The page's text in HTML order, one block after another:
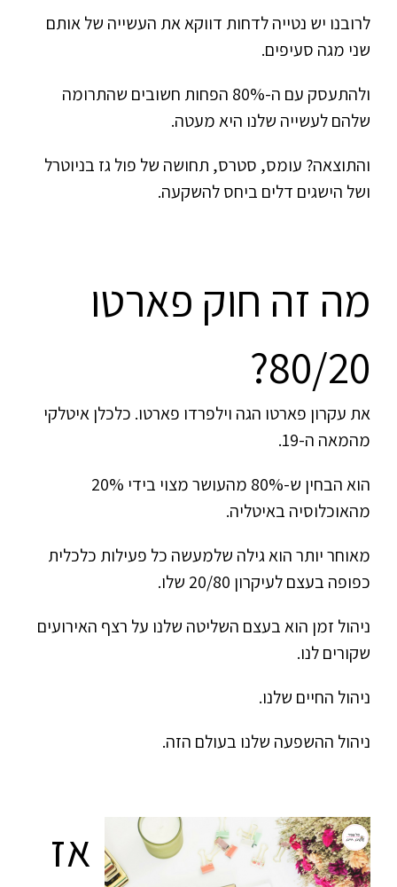
לרובנו יש נטייה לדחות דווקא את העשייה של אותם
שני מגה סעיפים.
ולהתעסק עם ה-80% הפחות חשובים שהתרומה
שלהם לעשייה שלנו היא מעטה.
והתוצאה? עומס, סטרס, תחושה של פול גז בניוטרל
ושל הישגים דלים ביחס להשקעה.
מה זה חוק פארטו
80/20?
את עקרון פארטו הגה וילפרדו פארטו. כלכלן איטלקי
מהמאה ה-19.
הוא הבחין ש-80% מהעושר מצוי בידי 20%
מהאוכלוסיה באיטליה.
מאוחר יותר הוא גילה שלמעשה כל פעילות כלכלית
כפופה בעצם לעיקרון 20/80 שלו.
ניהול זמן הוא בעצם השליטה שלנו על רצף האירועים
שקורים לנו.
ניהול החיים שלנו.
ניהול ההשפעה שלנו בעולם הזה.
אז